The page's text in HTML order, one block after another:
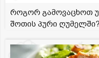
როგორ გამოვაცხოთ
შოთის პური ღუმელში?